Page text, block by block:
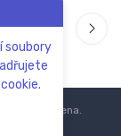
soubory
vyhrazena.